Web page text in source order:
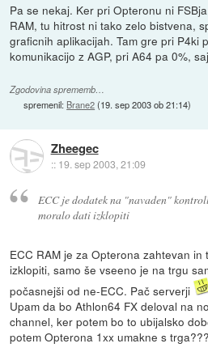
Pa se nekaj. Ker pri Opteronu ni
RAM, tu hitrost ni tako zelo bistvena,
graficnih aplikacijah. Tam gre pri P4ki
komunikacijo z AGP, pri A64 pa 0%,
Zgodovina sprememb…
spremenil: Brane2(19. sep 2003 ob 21:14)
Zheegec
:: 19. sep 2003, 21:09
ECC je dodatek na "navaden"
moralo dati izklopiti
ECC RAM je za Opterona zahtevan
izklopiti, samo še vseeno je na trgu
počasnejši od ne-ECC. Pač serverji
Upam da bo Athlon64 FX deloval na
channel, ker potem bo to ubijalsko
potem Opterona 1xx umakne s